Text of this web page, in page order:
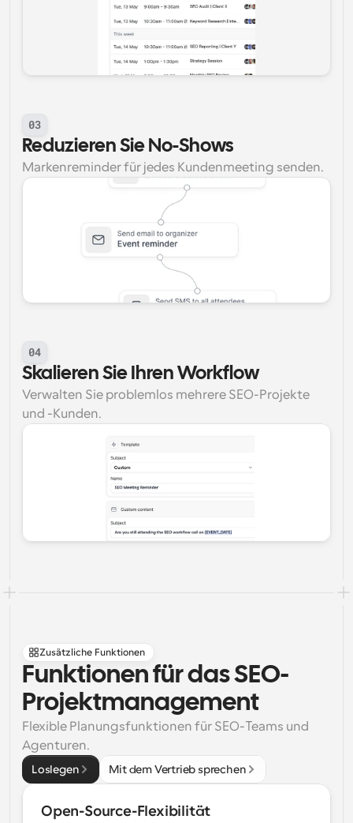
03
Reduzieren Sie No-Shows
Markenreminder für jedes Kundenmeeting senden.
04
Skalieren Sie Ihren Workflow
Verwalten Sie problemlos mehrere SEO-Projekte
und -Kunden.
Zusätzliche Funktionen
Funktionen für das SEO-
Projektmanagement
Flexible Planungsfunktionen für SEO-Teams und
Agenturen.
Loslegen Mit dem Vertrieb sprechen
Open-Source-Flexibilität